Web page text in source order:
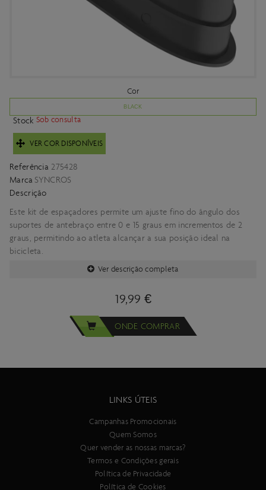
Cor
BLACK
Stock Sob consulta
VER COR DISPONÍVEIS
Referência 275428
Marca SYNCROS
Descrição
Este kit de espaçadores permite um ajuste fino do ângulo dos
suportes de antebraço entre 0 e 15 graus em incrementos de 2
graus, permitindo ao atleta alcançar a sua posição ideal na
bicicleta.
Ver descrição completa
19,99 €
ONDE COMPRAR
LINKS ÚTEIS
Campanhas Promocionais
Quem Somos
Quer vender as nossas marcas?
Termos e Condições gerais
Política de Privacidade
Política de Cookies